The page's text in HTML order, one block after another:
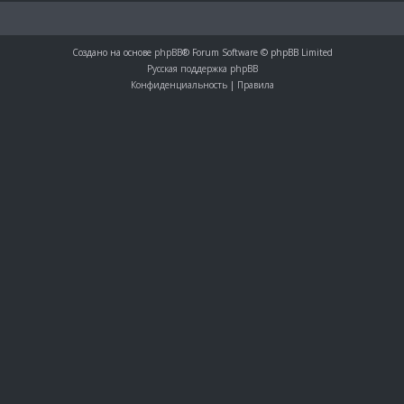
Создано на основе phpBB® Forum Software © phpBB Limited
Русская поддержка phpBB
Конфиденциальность| Правила